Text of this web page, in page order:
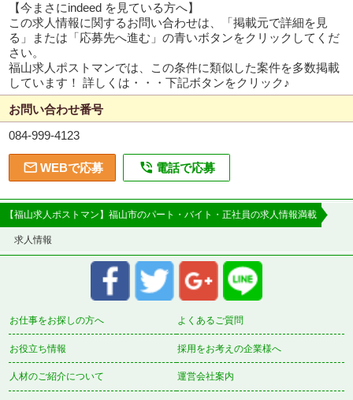
【今まさにindeed を見ている方へ】
この求人情報に関するお問い合わせは、「掲載元で詳細を見
る」または「応募先へ進む」の青いボタンをクリックしてくだ
さい。
福山求人ポストマンでは、この条件に類似した案件を多数掲載
しています！ 詳しくは・・・下記ボタンをクリック♪
お問い合わせ番号
084-999-4123
 WEBで応募  電話で応募
【福山求人ポストマン】福山市のパート・バイト・正社員の求人情報満載
求人情報
お仕事をお探しの方へ よくあるご質問
お役立ち情報 採用をお考えの企業様へ
人材のご紹介について 運営会社案内